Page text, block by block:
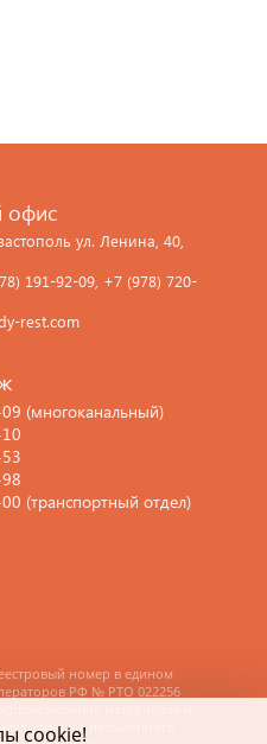
офис
ул. Ленина, 40,
191-92-09, +7 (978) 720-
rest.com
(многоканальный)
(транспортный отдел)
номер в едином
РФ № РТО 022256
только с письменного
cookie!